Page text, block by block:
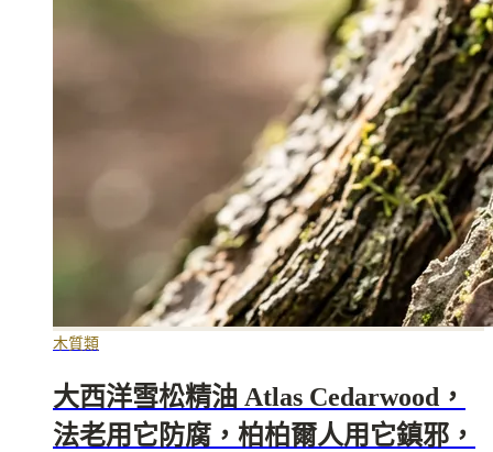
木質類
大西洋雪松精油 Atlas Cedarwood，
法老用它防腐，柏柏爾人用它鎮邪，